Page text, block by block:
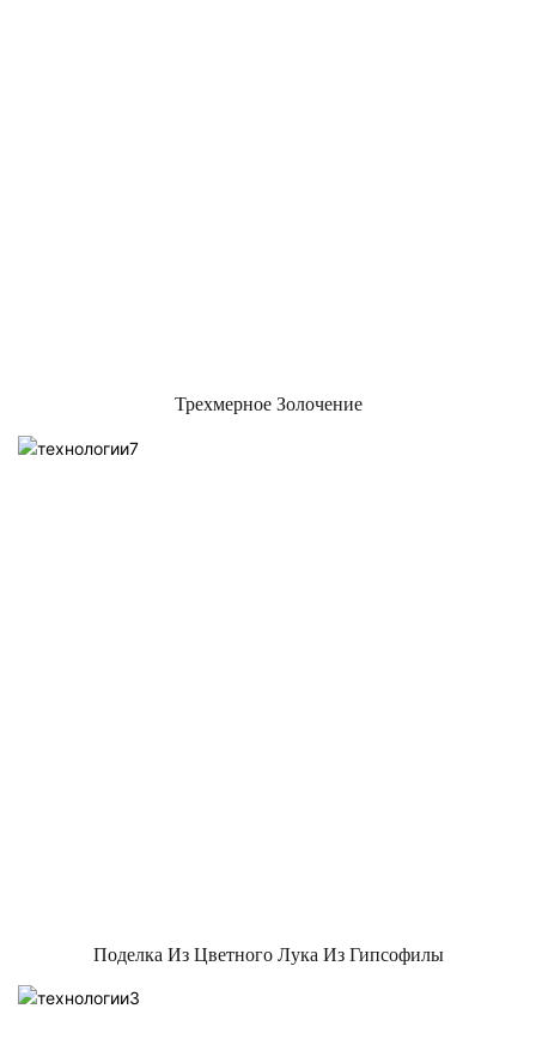
Трехмерное Золочение
Поделка Из Цветного Лука Из Гипсофилы